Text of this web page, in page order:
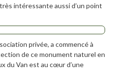
intéressante aussi d’un point
privée, a commencé à
de ce monument naturel en
du Van est au cœur d’une